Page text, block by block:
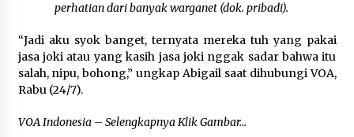
perhatian dari banyak warganet (dok. pribadi).
“Jadi aku syok banget, ternyata mereka tuh yang pakai
jasa joki atau yang kasih jasa joki nggak sadar bahwa itu
salah, nipu, bohong,” ungkap Abigail saat dihubungi VOA,
Rabu (24/7).
VOA Indonesia – Selengkapnya Klik Gambar…